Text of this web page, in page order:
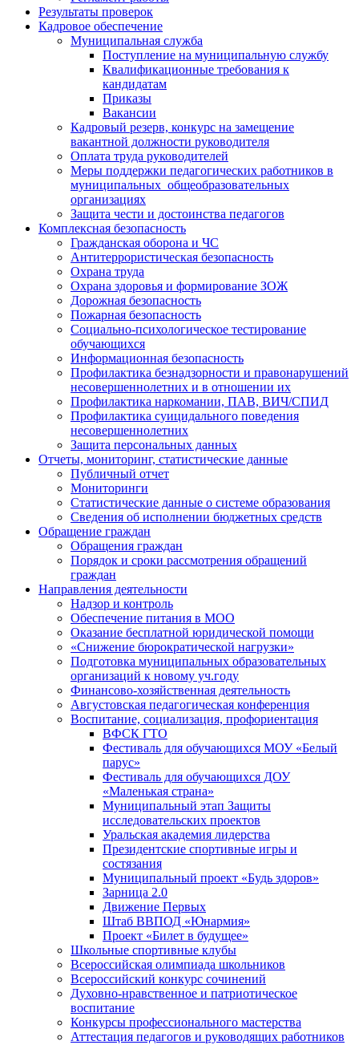
Результаты проверок
Кадровое обеспечение
Муниципальная служба
Поступление на муниципальную службу
Квалификационные требования к
кандидатам
Приказы
Вакансии
Кадровый резерв, конкурс на замещение
вакантной должности руководителя
Оплата труда руководителей
Меры поддержки педагогических работников в
муниципальных общеобразовательных
организациях
Защита чести и достоинства педагогов
Комплексная безопасность
Гражданская оборона и ЧС
Антитеррористическая безопасность
Охрана труда
Охрана здоровья и формирование ЗОЖ
Дорожная безопасность
Пожарная безопасность
Социально-психологическое тестирование
обучающихся
Информационная безопасность
Профилактика безнадзорности и правонарушений
несовершеннолетних и в отношении их
Профилактика наркомании, ПАВ, ВИЧ/СПИД
Профилактика суицидального поведения
несовершеннолетних
Защита персональных данных
Отчеты, мониторинг, статистические данные
Публичный отчет
Мониторинги
Статистические данные о системе образования
Сведения об исполнении бюджетных средств
Обращение граждан
Обращения граждан
Порядок и сроки рассмотрения обращений
граждан
Направления деятельности
Надзор и контроль
Обеспечение питания в МОО
Оказание бесплатной юридической помощи
«Снижение бюрократической нагрузки»
Подготовка муниципальных образовательных
организаций к новому уч.году
Финансово-хозяйственная деятельность
Августовская педагогическая конференция
Воспитание, социализация, профориентация
ВФСК ГТО
Фестиваль для обучающихся МОУ «Белый
парус»
Фестиваль для обучающихся ДОУ
«Маленькая страна»
Муниципальный этап Защиты
исследовательских проектов
Уральская академия лидерства
Президентские спортивные игры и
состязания
Муниципальный проект «Будь здоров»
Зарница 2.0
Движение Первых
Штаб ВВПОД «Юнармия»
Проект «Билет в будущее»
Школьные спортивные клубы
Всероссийская олимпиада школьников
Всероссийский конкурс сочинений
Духовно-нравственное и патриотическое
воспитание
Конкурсы профессионального мастерства
Аттестация педагогов и руководящих работников